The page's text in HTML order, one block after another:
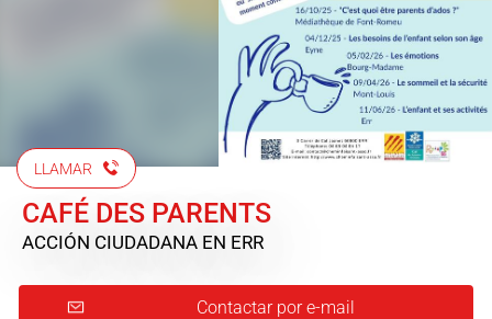
LLAMAR
CAFÉ DES PARENTS
ACCIÓN CIUDADANA EN ERR
Contactar por e-mail